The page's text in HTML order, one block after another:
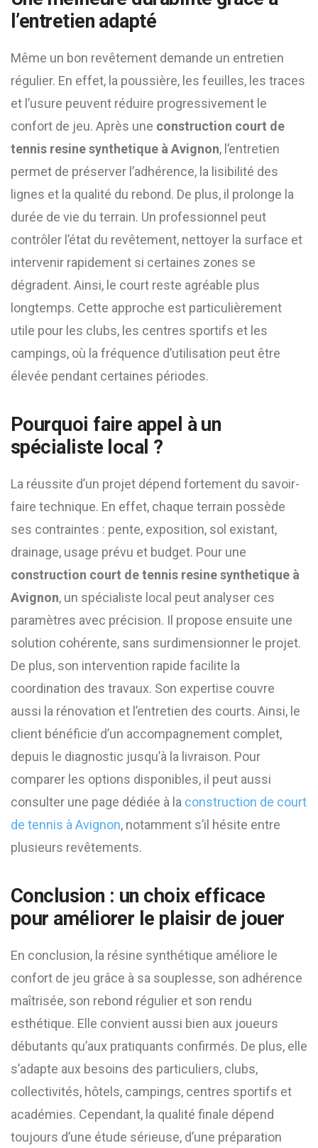
l’entretien adapté
Même un bon revêtement demande un entretien
régulier. En effet, la poussière, les feuilles, les traces
et l’usure peuvent réduire progressivement le
confort de jeu. Après une construction court de
tennis resine synthetique à Avignon, l’entretien
permet de préserver l’adhérence, la lisibilité des
lignes et la qualité du rebond. De plus, il prolonge la
durée de vie du terrain. Un professionnel peut
contrôler l’état du revêtement, nettoyer la surface et
intervenir rapidement si certaines zones se
dégradent. Ainsi, le court reste agréable plus
longtemps. Cette approche est particulièrement
utile pour les clubs, les centres sportifs et les
campings, où la fréquence d’utilisation peut être
élevée pendant certaines périodes.
Pourquoi faire appel à un
spécialiste local ?
La réussite d’un projet dépend fortement du savoir-
faire technique. En effet, chaque terrain possède
ses contraintes : pente, exposition, sol existant,
drainage, usage prévu et budget. Pour une
construction court de tennis resine synthetique à
Avignon, un spécialiste local peut analyser ces
paramètres avec précision. Il propose ensuite une
solution cohérente, sans surdimensionner le projet.
De plus, son intervention rapide facilite la
coordination des travaux. Son expertise couvre
aussi la rénovation et l’entretien des courts. Ainsi, le
client bénéficie d’un accompagnement complet,
depuis le diagnostic jusqu’à la livraison. Pour
comparer les options disponibles, il peut aussi
consulter une page dédiée à la construction de court
de tennis à Avignon, notamment s’il hésite entre
plusieurs revêtements.
Conclusion : un choix efficace
pour améliorer le plaisir de jouer
En conclusion, la résine synthétique améliore le
confort de jeu grâce à sa souplesse, son adhérence
maîtrisée, son rebond régulier et son rendu
esthétique. Elle convient aussi bien aux joueurs
débutants qu’aux pratiquants confirmés. De plus, elle
s’adapte aux besoins des particuliers, clubs,
collectivités, hôtels, campings, centres sportifs et
académies. Cependant, la qualité finale dépend
toujours d’une étude sérieuse, d’une préparation